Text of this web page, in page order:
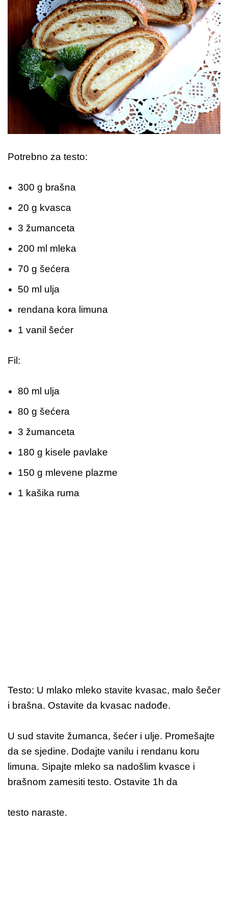
Potrebno za testo:
300 g brašna
20 g kvasca
3 žumanceta
200 ml mleka
70 g šećera
50 ml ulja
rendana kora limuna
1 vanil šećer
Fil:
80 ml ulja
80 g šećera
3 žumanceta
180 g kisele pavlake
150 g mlevene plazme
1 kašika ruma
Testo: U mlako mleko stavite kvasac, malo šečer
i brašna. Ostavite da kvasac nadođe.
U sud stavite žumanca, šećer i ulje. Promešajte
da se sjedine. Dodajte vanilu i rendanu koru
limuna. Sipajte mleko sa nadošlim kvasce i
brašnom zamesiti testo. Ostavite 1h da
testo naraste.